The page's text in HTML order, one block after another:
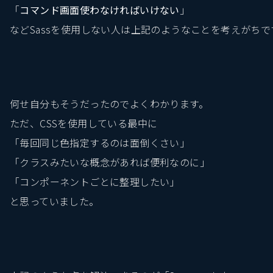
「コマンド画面使わなければいけない 」
などSassを使用しない人は上記のようなことを考えがちで
何せ自分もそうだったのでよくわかります。
ただ、CSSを使用している最中に
「毎回同じ色指定するのは面倒くさい」
「クラスみたいな概念があれば便利なのに」
「コンポーネントごとに整理したい」
と思っていました。